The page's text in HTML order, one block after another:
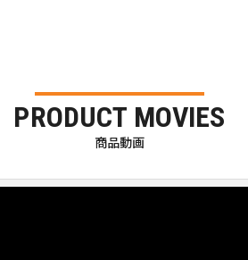
PRODUCT MOVIES
商品動画